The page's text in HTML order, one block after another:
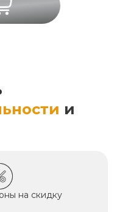
и
на скидку